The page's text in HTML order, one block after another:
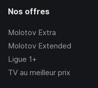
Nos offres
Molotov Extra
Molotov Extended
Ligue 1+
TV au meilleur prix